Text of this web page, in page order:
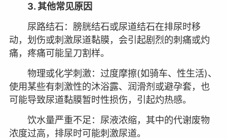
3. 其他常见原因
尿路结石：膀胱结石或尿道结石在排尿时移
动，划伤或刺激尿道黏膜，会引起剧烈的刺痛或灼
痛，疼痛可能呈刀割样。
物理或化学刺激：过度摩擦(如骑车、性生活)、
使用某些有刺激性的沐浴露、润滑剂或避孕套，也
可能导致尿道黏膜暂时性损伤，引起灼热感。
饮水量严重不足：尿液浓缩，其中的代谢废物
浓度过高，排尿时可能刺激尿道。